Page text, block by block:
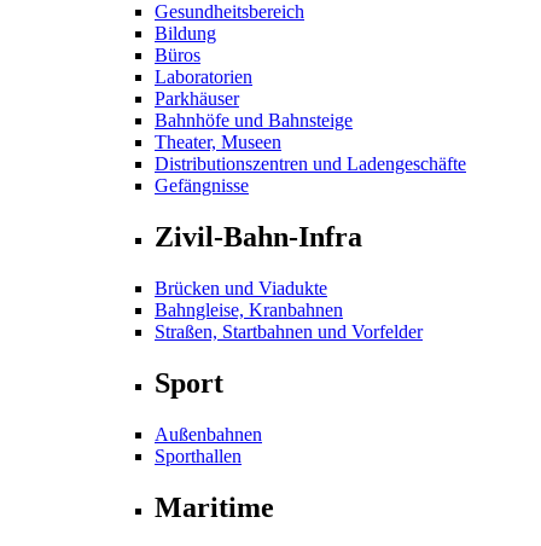
Gesundheitsbereich
Bildung
Büros
Laboratorien
Parkhäuser
Bahnhöfe und Bahnsteige
Theater, Museen
Distributionszentren und Ladengeschäfte
Gefängnisse
Zivil-Bahn-Infra
Brücken und Viadukte
Bahngleise, Kranbahnen
Straßen, Startbahnen und Vorfelder
Sport
Außenbahnen
Sporthallen
Maritime